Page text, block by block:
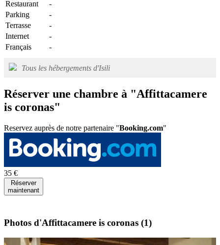
Restaurant
-
Parking
-
Terrasse
-
Internet
-
Français
-
Tous les hébergements d'Isili
Réserver une chambre à "Affittacamere
is coronas"
Reservez auprès de notre partenaire "Booking.com"
35 €
Réserver
maintenant
Photos d'Affittacamere is coronas (1)